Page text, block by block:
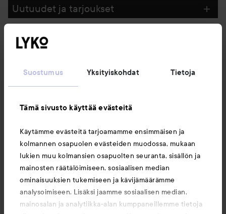
Suostumus Yksityiskohdat Tietoja
Tämä sivusto käyttää evästeitä
Käytämme evästeitä tarjoamamme ensimmäisen ja
kolmannen osapuolen evästeiden muodossa, mukaan
lukien muu kolmansien osapuolten seuranta, sisällön ja
mainosten räätälöimiseen, sosiaalisen median
ominaisuuksien tukemiseen ja kävijämäärämme
analysoimiseen. Lisäksi jaamme sosiaalisen median,
mainosalan ja analytiikka-alan kumppaneillemme tietoja
Uutuudet ja tarjoukset
Seuraa meitä
Asiakaspalvelu
Tietoja
Saattaisit myös tykätä